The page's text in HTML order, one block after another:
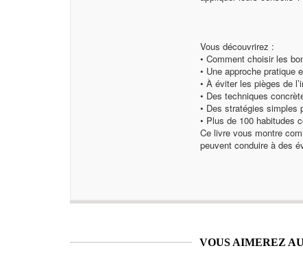
Vous découvrirez :
• Comment choisir les
• Une approche pratique
• À éviter les pièges de
• Des techniques
• Des stratégies simples
• Plus de 100 habitudes
Ce livre vous montre
peuvent conduire à des
VOUS AIMEREZ